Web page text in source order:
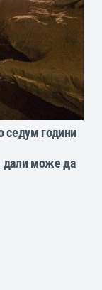
седум години
дали може да